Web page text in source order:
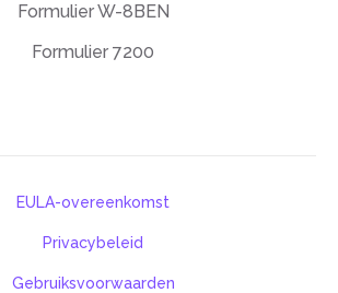
Formulier W-8BEN
Formulier 7200
EULA-overeenkomst
Privacybeleid
Gebruiksvoorwaarden